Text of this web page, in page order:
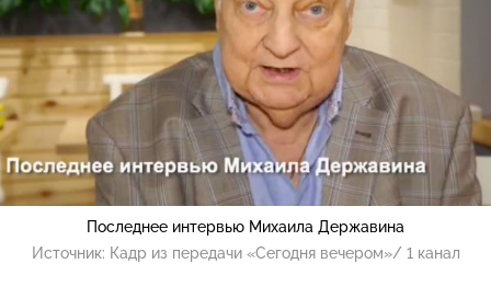
Последнее интервью Михаила Державина
Источник: Кадр из передачи «Сегодня вечером»/ 1 канал